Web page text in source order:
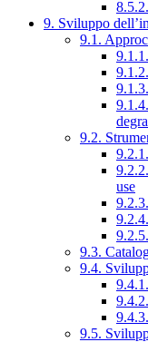
9. Sviluppo
9.1.
9.2.
use
9.3.
9.4.
9.5.